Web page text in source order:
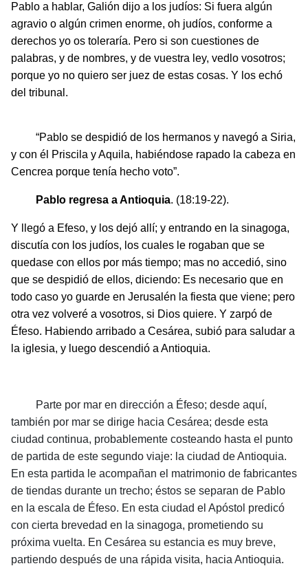
Pablo a hablar, Galión dijo a los judíos: Si fuera algún
agravio o algún crimen enorme, oh judíos, conforme a
derechos yo os toleraría. Pero si son cuestiones de
palabras, y de nombres, y de vuestra ley, vedlo vosotros;
porque yo no quiero ser juez de estas cosas. Y los echó
del tribunal.
“Pablo se despidió de los hermanos y navegó a Siria,
y con él Priscila y Aquila, habiéndose rapado la cabeza en
Cencrea porque tenía hecho voto”.
Pablo regresa a Antioquia. (18:19-22).
Y llegó a Efeso, y los dejó allí; y entrando en la sinagoga,
discutía con los judíos, los cuales le rogaban que se
quedase con ellos por más tiempo; mas no accedió, sino
que se despidió de ellos, diciendo: Es necesario que en
todo caso yo guarde en Jerusalén la fiesta que viene; pero
otra vez volveré a vosotros, si Dios quiere. Y zarpó de
Éfeso. Habiendo arribado a Cesárea, subió para saludar a
la iglesia, y luego descendió a Antioquia.
Parte por mar en dirección a Éfeso; desde aquí,
también por mar se dirige hacia Cesárea; desde esta
ciudad continua, probablemente costeando hasta el punto
de partida de este segundo viaje: la ciudad de Antioquia.
En esta partida le acompañan el matrimonio de fabricantes
de tiendas durante un trecho; éstos se separan de Pablo
en la escala de Éfeso. En esta ciudad el Apóstol predicó
con cierta brevedad en la sinagoga, prometiendo su
próxima vuelta. En Cesárea su estancia es muy breve,
partiendo después de una rápida visita, hacia Antioquia.